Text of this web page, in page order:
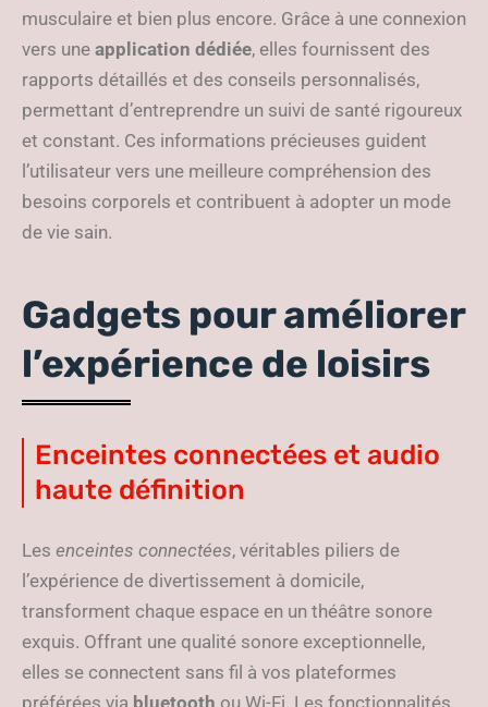
musculaire et bien plus encore. Grâce à une connexion
vers une application dédiée, elles fournissent des
rapports détaillés et des conseils personnalisés,
permettant d’entreprendre un suivi de santé rigoureux
et constant. Ces informations précieuses guident
l’utilisateur vers une meilleure compréhension des
besoins corporels et contribuent à adopter un mode
de vie sain.
Gadgets pour améliorer
l’expérience de loisirs
Enceintes connectées et audio
haute définition
Les enceintes connectées, véritables piliers de
l’expérience de divertissement à domicile,
transforment chaque espace en un théâtre sonore
exquis. Offrant une qualité sonore exceptionnelle,
elles se connectent sans fil à vos plateformes
préférées via bluetooth ou Wi-Fi. Les fonctionnalités